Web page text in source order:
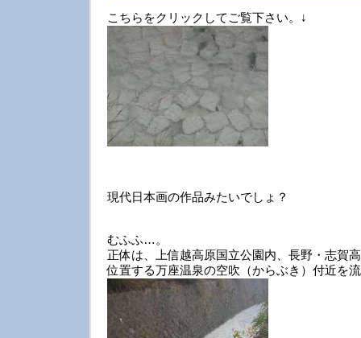
こちらをクリックしてご覧下さい。↓
現代日本画の作品みたいでしょ？
むふふ…。
正体は、上信越高原国立公園内、長野・志賀
位置する万座温泉の空吹（からぶき）付近を